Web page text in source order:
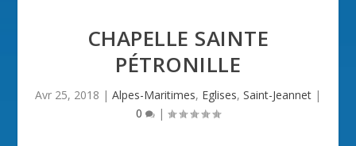
CHAPELLE SAINTE
PÉTRONILLE
Avr 25, 2018 | Alpes-Maritimes, Eglises, Saint-Jeannet |
0
|